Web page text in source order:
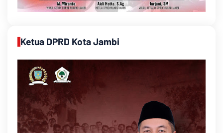
Ketua DPRD Kota Jambi